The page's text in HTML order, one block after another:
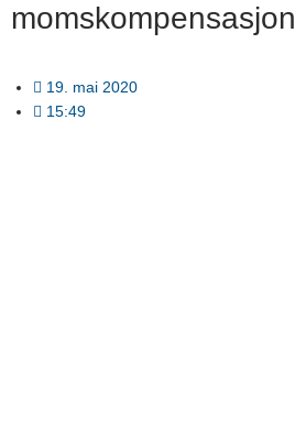
momskompensasjon
19. mai 2020
15:49